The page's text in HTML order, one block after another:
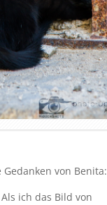
Gedanken von Benita:
Als ich das Bild von